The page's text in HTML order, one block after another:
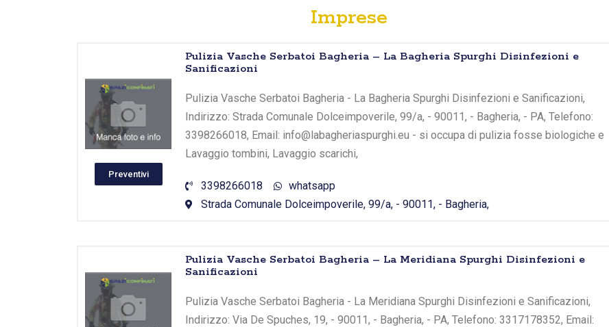
Imprese
Preventivi
Pulizia Vasche Serbatoi Bagheria – La Bagheria Spurghi Disinfezioni e
Sanificazioni
Pulizia Vasche Serbatoi Bagheria - La Bagheria Spurghi Disinfezioni e Sanificazioni,
Indirizzo: Strada Comunale Dolceimpoverile, 99/a, - 90011, - Bagheria, - PA, Telefono:
3398266018, Email: info@labagheriaspurghi.eu - si occupa di pulizia fosse biologiche e
Lavaggio tombini, Lavaggio scarichi,
3398266018
whatsapp
Strada Comunale Dolceimpoverile, 99/a, - 90011, - Bagheria,
Pulizia Vasche Serbatoi Bagheria – La Meridiana Spurghi Disinfezioni e
Sanificazioni
Pulizia Vasche Serbatoi Bagheria - La Meridiana Spurghi Disinfezioni e Sanificazioni,
Indirizzo: Via De Spuches, 19, - 90011, - Bagheria, - PA, Telefono: 3317178352, Email: